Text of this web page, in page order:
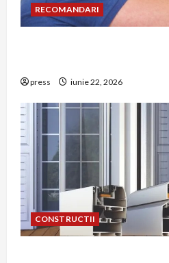
RECOMANDARI
press iunie 22, 2026
CONSTRUCTII